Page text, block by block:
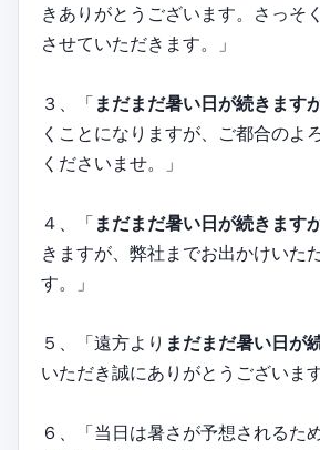
きありがとうございます。さっそ
させていただきます。」
３、「 まだまだ暑い日が続きます
くことになりますが、ご都合のよ
くださいませ。」
４、「 まだまだ暑い日が続きます
きますが、弊社までお出かけいた
す。」
５、「遠方より まだまだ暑い日が
いただき誠にありがとうございます
６、「当日は暑さが予想されるた